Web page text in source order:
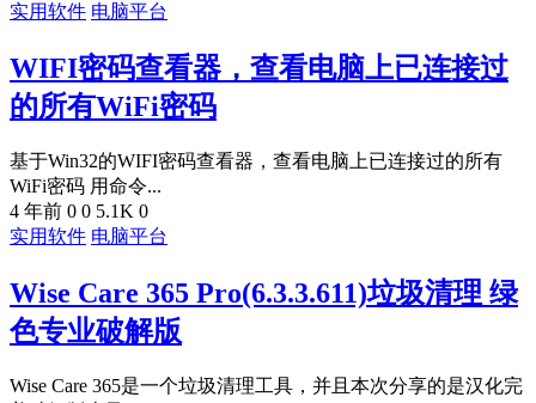
实用软件 电脑平台
WIFI密码查看器，查看电脑上已连接过
的所有WiFi密码
基于Win32的WIFI密码查看器，查看电脑上已连接过的所有
WiFi密码 用命令...
4 年前 0 0 5.1K 0
实用软件 电脑平台
Wise Care 365 Pro(6.3.3.611)垃圾清理 绿
色专业破解版
Wise Care 365是一个垃圾清理工具，并且本次分享的是汉化完